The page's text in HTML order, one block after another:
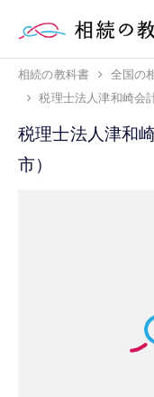
相続の教科書 全国の
税理士法人津和崎会
税理士法人津和
市）